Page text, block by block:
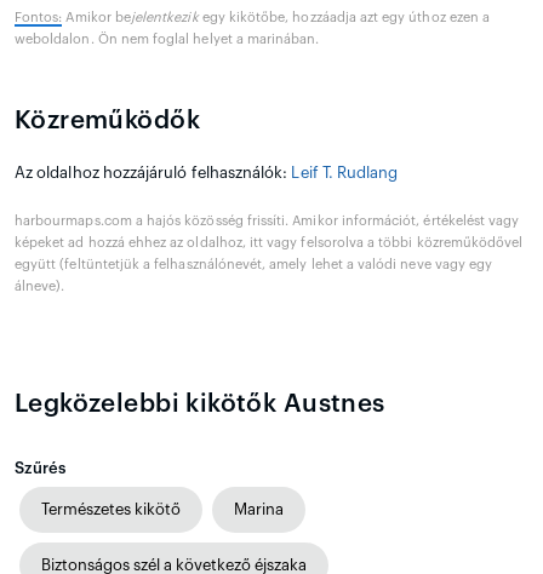
Fontos: Amikor bejelentkezikegy kikötőbe, hozzáadja azt egy úthoz ezen a
weboldalon. Ön nem foglal helyet a marinában.
Közreműködők
Az oldalhoz hozzájáruló felhasználók: Leif T. Rudlang
harbourmaps.com a hajós közösség frissíti. Amikor információt, értékelést vagy
képeket ad hozzá ehhez az oldalhoz, itt vagy felsorolva a többi közreműködővel
együtt (feltüntetjük a felhasználónevét, amely lehet a valódi neve vagy egy
álneve).
Legközelebbi kikötők Austnes
Szűrés
Természetes kikötő Marina
Biztonságos szél a következő éjszaka